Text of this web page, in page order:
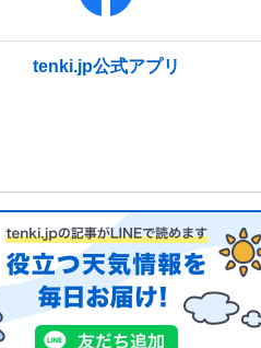
tenki.jp公式アプリ